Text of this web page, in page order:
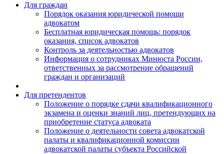
Для граждан
Порядок оказания юридической помощи
адвокатом
Бесплатная юридическая помощь: порядок
оказания, список адвокатов
Контроль за деятельностью адвокатов
Информация о сотрудниках Минюста России,
ответственных за рассмотрение обращений
граждан и организаций
Для претендентов
Положение о порядке сдачи квалификационного
экзамена и оценки знаний лиц, претендующих на
приобретение статуса адвоката
Положение о деятельности совета адвокатской
палаты и квалификационной комиссии
адвокатской палаты субъекта Российской